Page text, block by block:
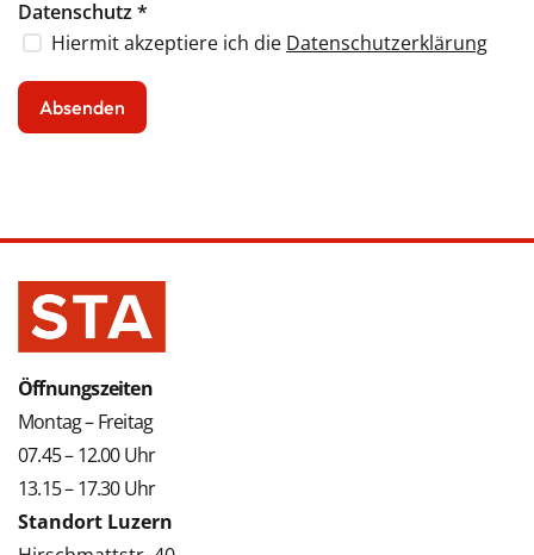
Datenschutz*
Hiermit akzeptiere ich die Datenschutzerklärung
Öffnungszeiten
Montag – Freitag
07.45 – 12.00 Uhr
13.15 – 17.30 Uhr
Standort Luzern